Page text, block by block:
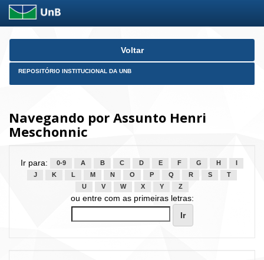
Skip
Voltar
REPOSITÓRIO INSTITUCIONAL DA UNB
Navegando por Assunto Henri
Meschonnic
Ir para: 0-9 A B C D E F G H
J
K L M N O P Q R S
T
U
V W X Y Z
ou entre com as primeiras letras: